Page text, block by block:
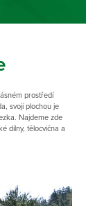
prostředí
svojí plochou je
Najdeme zde
dílny, tělocvična a